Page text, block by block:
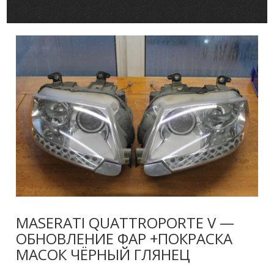
MASERATI QUATTROPORTE V —
ОБНОВЛЕНИЕ ФАР +ПОКРАСКА
МАСОК ЧЁРНЫЙ ГЛЯНЕЦ